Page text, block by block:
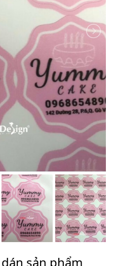
sản phẩm